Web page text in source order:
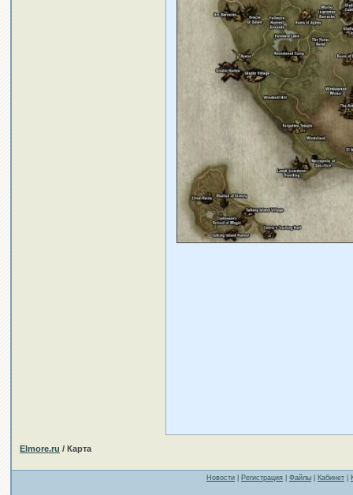
Elmore.ru / Карта
Новости Регистрация Файлы Кабинет